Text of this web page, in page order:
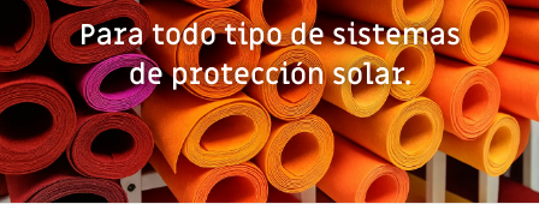
Para todo tipo de sistemas
de protección solar.